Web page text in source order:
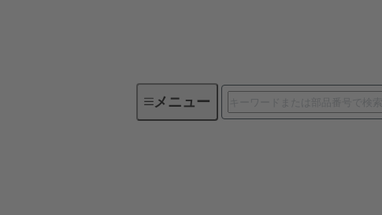
メニューデバイスコネクティビティ